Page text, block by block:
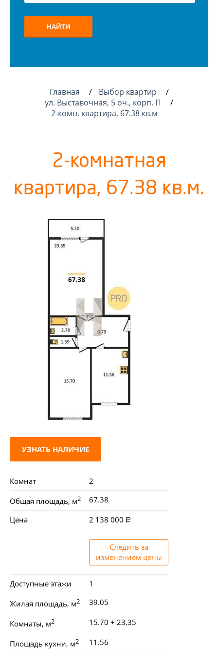
НАЙТИ
Главная
Выбор квартир
ул. Выставочная, 5 оч., корп. П
2-комн. квартира, 67.38 кв.м
2-комнатная
квартира, 67.38 кв.м.
УЗНАТЬ НАЛИЧИЕ
Комнат 2
Общая площадь, м2 67.38
Цена 2 138 000
Следить за
изменением цены
Доступные этажи 1
Жилая площадь, м2 39.05
Комнаты, м2 15.70 + 23.35
Площадь кухни, м2 11.56